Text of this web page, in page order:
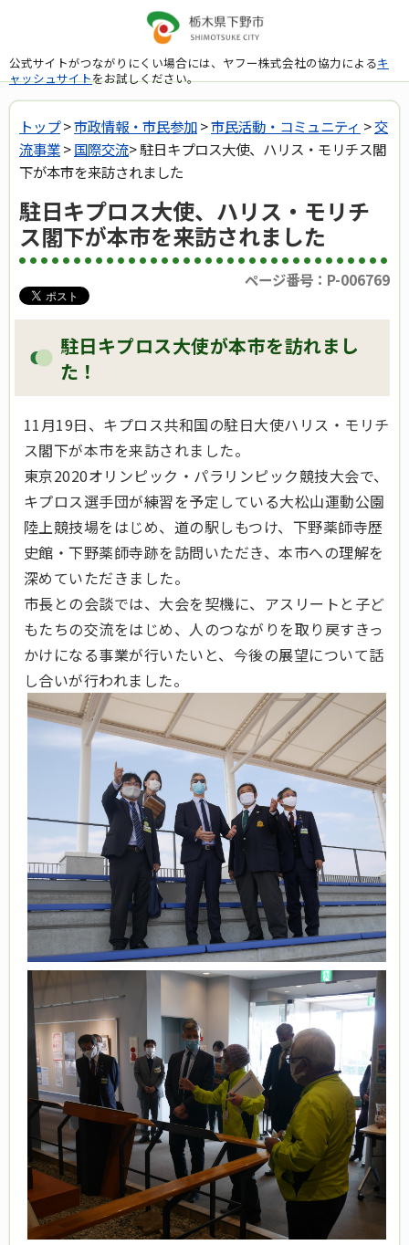
公式サイトがつながりにくい場合には、ヤフー株式会社の協力によるキ
ャッシュサイトをお試しください。
トップ>市政情報・市民参加>市民活動・コミュニティ >交
流事業>国際交流> 駐日キプロス大使、ハリス・モリチス閣
下が本市を来訪されました
駐日キプロス大使、ハリス・モリチ
ス閣下が本市を来訪されました
ページ番号：P-006769
駐日キプロス大使が本市を訪れまし
た！
11月19日、キプロス共和国の駐日大使ハリス・モリチ
ス閣下が本市を来訪されました。
東京2020オリンピック・パラリンピック競技大会で、
キプロス選手団が練習を予定している大松山運動公園
陸上競技場をはじめ、道の駅しもつけ、下野薬師寺歴
史館・下野薬師寺跡を訪問いただき、本市への理解を
深めていただきました。
市長との会談では、大会を契機に、アスリートと子ど
もたちの交流をはじめ、人のつながりを取り戻すきっ
かけになる事業が行いたいと、今後の展望について話
し合いが行われました。